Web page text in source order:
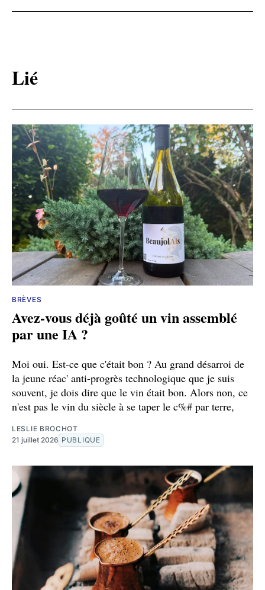
Lié
BRÈVES
Avez-vous déjà goûté un vin assemblé
par une IA ?
Moi oui. Est-ce que c'était bon ? Au grand désarroi de
la jeune réac' anti-progrès technologique que je suis
souvent, je dois dire que le vin était bon. Alors non, ce
n'est pas le vin du siècle à se taper le c%# par terre,
LESLIE BROCHOT
21 juillet 2026 PUBLIQUE